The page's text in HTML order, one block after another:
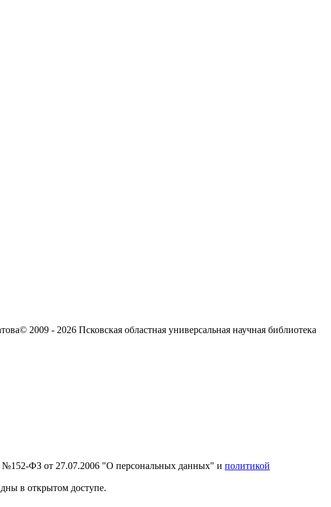
© 2009 - 2026 Псковская областная универсальная научная библиотека
№152-ФЗ от 27.07.2006 "О персональных данных" и политикой
в открытом доступе.